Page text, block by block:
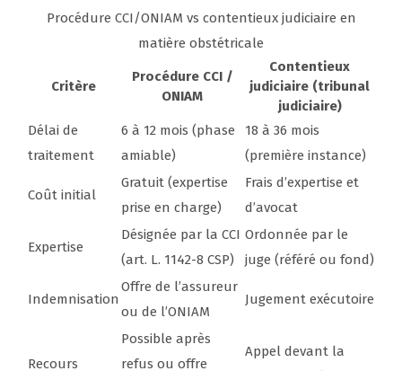
Procédure CCI/ONIAM vs contentieux judiciaire en
matière obstétricale
Critère
Procédure CCI /
ONIAM
Contentieux
judiciaire (tribunal
judiciaire)
Délai de
traitement
6 à 12 mois (phase
amiable)
18 à 36 mois
(première instance)
Coût initial
Gratuit (expertise
prise en charge)
Frais d’expertise et
d’avocat
Expertise
Désignée par la CCI
(art. L. 1142-8 CSP)
Ordonnée par le
juge (référé ou fond)
Indemnisation
Offre de l’assureur
ou de l’ONIAM
Jugement exécutoire
Recours
Possible après
refus ou offre
Appel devant la